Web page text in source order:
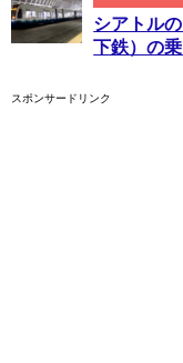
シアトル
下鉄）の
スポンサードリンク